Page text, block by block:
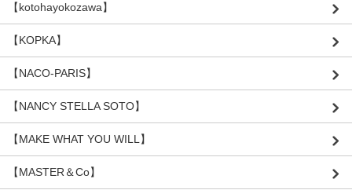
【kotohayokozawa】
【KOPKA】
【NACO-PARIS】
【NANCY STELLA SOTO】
【MAKE WHAT YOU WILL】
【MASTER＆Co】